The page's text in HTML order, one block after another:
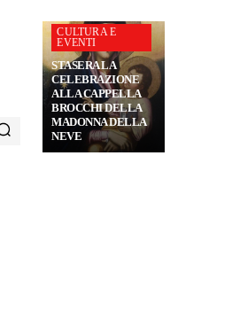
CULTURA E
EVENTI
STASERA LA
CELEBRAZIONE
ALLA CAPPELLA
BROCCHI DELLA
MADONNA DELLA
NEVE